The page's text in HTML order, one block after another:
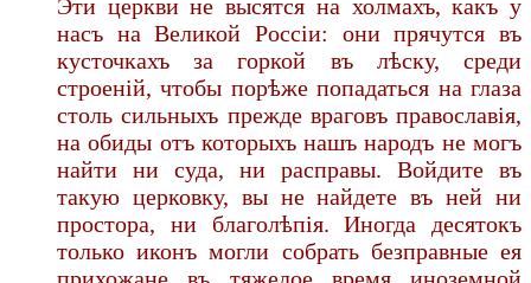
Эти церкви не высятся на холмахъ, какъ у
насъ на Великой Россіи: они прячутся въ
кусточкахъ за горкой въ лѣску, среди
строеній, чтобы порѣже попадаться на глаза
столь сильныхъ прежде враговъ православія,
на обиды отъ которыхъ нашъ народъ не могъ
найти ни суда, ни расправы. Войдите въ
такую церковку, вы не найдете въ ней ни
простора, ни благолѣпія. Иногда десятокъ
только иконъ могли собрать безправные ея